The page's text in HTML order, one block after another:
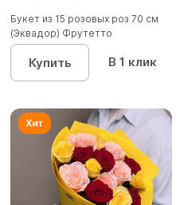
Букет из 15 розовых роз 70 см
(Эквадор) Фрутетто
Купить В 1 клик